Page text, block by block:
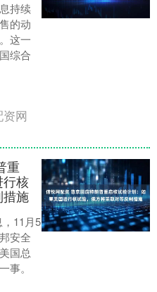
持续
的动
这一
综合
网
重
行核
施
11月5
安全
国总
事。